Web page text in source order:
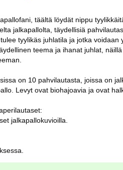
täältä löydät nippu
jalkapallolta, täydellisiä
tyylikäs juhlatila ja jotka voidaan
teema ja ihanat juhlat,
on 10 pahvilautasta, joissa on
Levyt ovat biohajoavia ja ovat
jalkapallokuvioilla.